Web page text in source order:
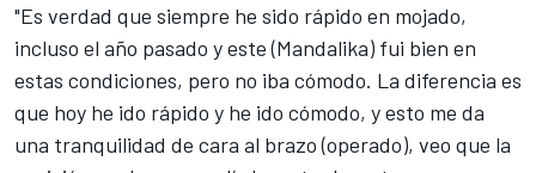
"Es verdad que siempre he sido rápido en mojado,
incluso el año pasado y este (Mandalika) fui bien en
estas condiciones, pero no iba cómodo. La diferencia es
que hoy he ido rápido y he ido cómodo, y esto me da
una tranquilidad de cara al brazo (operado), veo que la